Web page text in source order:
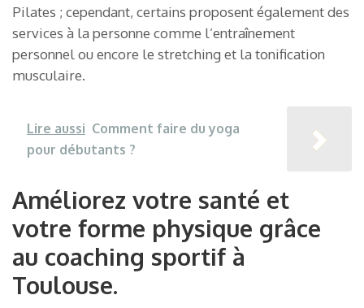
Pilates ; cependant, certains proposent également des
services à la personne comme l’entraînement
personnel ou encore le stretching et la tonification
musculaire.
Lire aussi Comment faire du yoga
pour débutants ?
Améliorez votre santé et
votre forme physique grâce
au coaching sportif à
Toulouse.